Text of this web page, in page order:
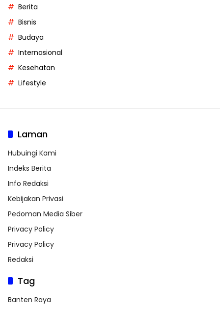
Berita
Bisnis
Budaya
Internasional
Kesehatan
Lifestyle
Laman
Hubuingi Kami
Indeks Berita
Info Redaksi
Kebijakan Privasi
Pedoman Media Siber
Privacy Policy
Privacy Policy
Redaksi
Tag
Banten Raya